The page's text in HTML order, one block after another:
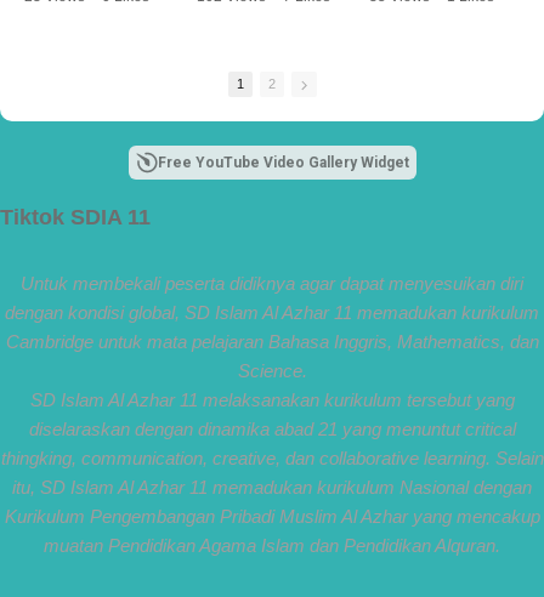
mencetak pemimpin-
yang berakhlak,
dengan penuh
keikhlasan.
Bismillah, semoga
menjadi ladang
kebaikan🌱
#SDIAIAzhar11Sura
baya #DiklatTakmir
#PemimpinMuda
#Berakhlak Mulia
#surabaya #sekolah
1 2
Free YouTube Video Gallery Widget
Tiktok SDIA 11
Untuk membekali peserta didiknya agar dapat menyesuikan diri
dengan kondisi global, SD Islam Al Azhar 11 memadukan kurikulum
Cambridge untuk mata pelajaran Bahasa Inggris, Mathematics, dan
Science.
SD Islam Al Azhar 11 melaksanakan kurikulum tersebut yang
diselaraskan dengan dinamika abad 21 yang menuntut critical
thingking, communication, creative, dan collaborative learning. Selain
itu, SD Islam Al Azhar 11 memadukan kurikulum Nasional dengan
Kurikulum Pengembangan Pribadi Muslim Al Azhar yang mencakup
muatan Pendidikan Agama Islam dan Pendidikan Alquran.